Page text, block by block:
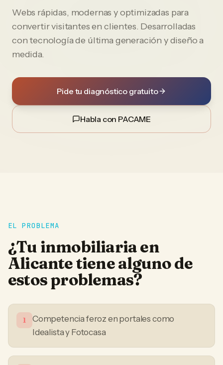
Webs rápidas, modernas y optimizadas para
convertir visitantes en clientes. Desarrolladas
con tecnología de última generación y diseño a
medida.
Pide tu diagnóstico gratuito
Habla con PACAME
EL PROBLEMA
¿Tu inmobiliariaen
Alicantetiene alguno de
estos problemas?
1
Competencia feroz en portales como
Idealista y Fotocasa